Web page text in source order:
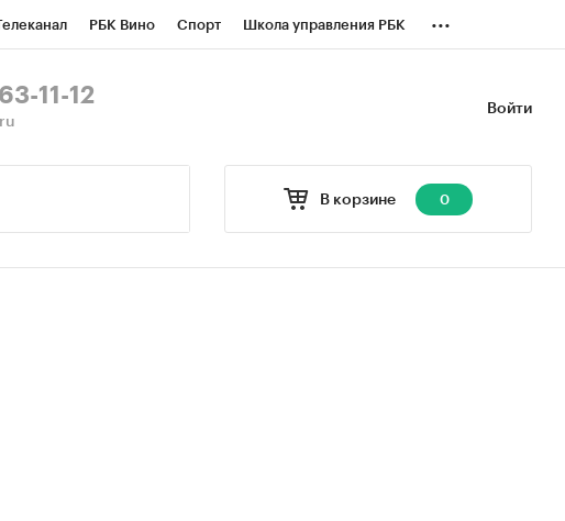
РБК Вино Спорт Школа управления РБК ...
Войти
11-12
В корзине 0